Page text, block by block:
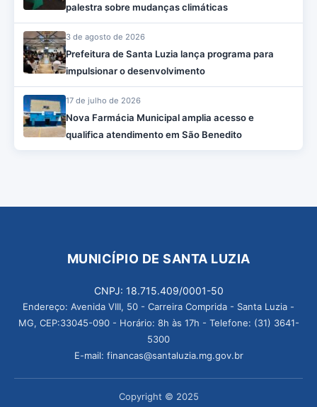
palestra sobre mudanças climáticas
3 de agosto de 2026
Prefeitura de Santa Luzia lança programa para
impulsionar o desenvolvimento
17 de julho de 2026
Nova Farmácia Municipal amplia acesso e
qualifica atendimento em São Benedito
MUNICÍPIO DE SANTA LUZIA
CNPJ: 18.715.409/0001-50
Endereço: Avenida VIII, 50 - Carreira Comprida - Santa Luzia -
MG, CEP:33045-090 - Horário: 8h às 17h - Telefone: (31) 3641-
5300
E-mail: financas@santaluzia.mg.gov.br
Copyright © 2025